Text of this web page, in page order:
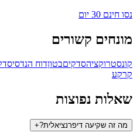
נסו חינם 30 יום
מונחים קשורים
קונסטרוקציהסדקיםבטוןדוח הנדסי
קרקע
שאלות נפוצות
מה זה שקיעה דיפרנציאלית?+